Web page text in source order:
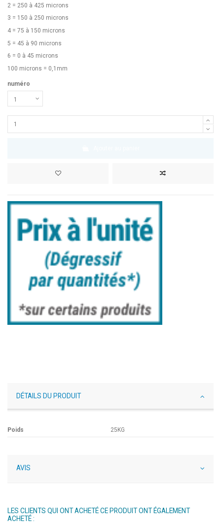
2 = 250 à 425 microns
3 = 150 à 250 microns
4 = 75 à 150 microns
5 = 45 à 90 microns
6 = 0 à 45 microns
100 microns = 0,1mm
numéro
DÉTAILS DU PRODUIT
Poids 25KG
AVIS
LES CLIENTS QUI ONT ACHETÉ CE PRODUIT ONT ÉGALEMENT
ACHETÉ :